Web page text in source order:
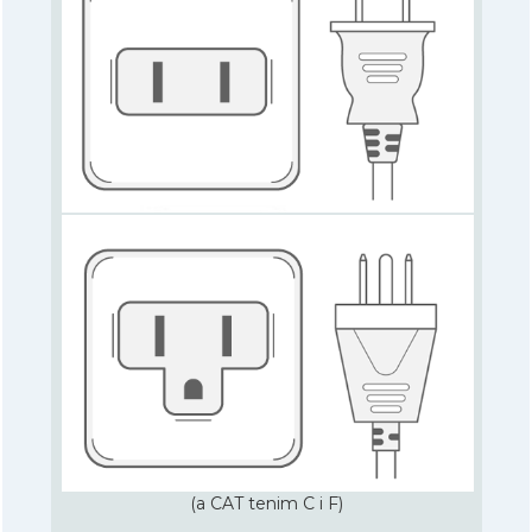
(a CAT tenim C i F)